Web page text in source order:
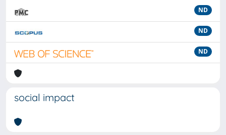
ND
ND
ND
social impact